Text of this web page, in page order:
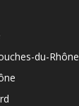
du-Rhône